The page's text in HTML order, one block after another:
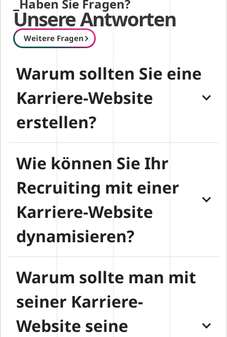
Haben Sie Fragen?
Unsere Antworten
Weitere Fragen
Warum sollten Sie eine
Karriere-Website
erstellen?
Wie können Sie Ihr
Recruiting mit einer
Karriere-Website
dynamisieren?
Warum sollte man mit
seiner Karriere-
Website seine